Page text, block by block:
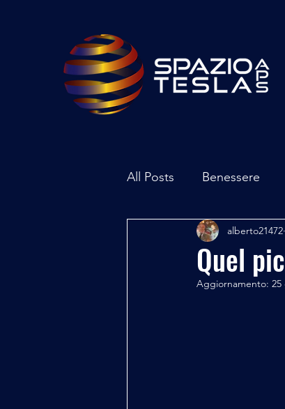
All Posts Benessere
Ambiente
Archeoastronomia
Quel
alberto21472
Aggiornamento: 25